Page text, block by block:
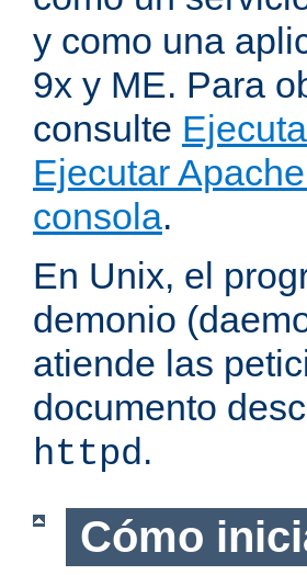
y como una
9x y ME. Para
consulte
Ejecutar
consola.
En Unix, el
demonio
atiende las
documento
httpd.
Cómo